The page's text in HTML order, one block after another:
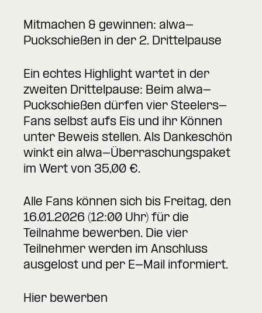
Mitmachen & gewinnen: alwa-
Puckschießen in der 2. Drittelpause
Ein echtes Highlight wartet in der
zweiten Drittelpause: Beim alwa-
Puckschießen dürfen vier Steelers-
Fans selbst aufs Eis und ihr Können
unter Beweis stellen. Als Dankeschön
winkt ein alwa-Überraschungspaket
im Wert von 35,00 €.
Alle Fans können sich bis Freitag, den
16.01.2026 (12:00 Uhr) für die
Teilnahme bewerben. Die vier
Teilnehmer werden im Anschluss
ausgelost und per E-Mail informiert.
Hier bewerben